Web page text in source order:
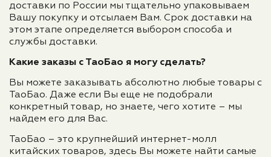
доставки по России мы тщательно упаковываем
Вашу покупку и отсылаем Вам. Срок доставки на
этом этапе определяется выбором способа и
службы доставки.
Какие заказы с ТаоБао я могу сделать?
Вы можете заказывать абсолютно любые товары с
ТаоБао. Даже если Вы еще не подобрали
конкретный товар, но знаете, чего хотите – мы
найдем его для Вас.
ТаоБао – это крупнейший интернет-молл
китайских товаров, здесь Вы можете найти самые